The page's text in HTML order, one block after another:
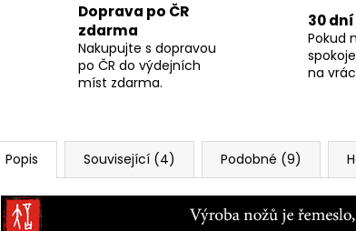
Doprava po ČR
zdarma
Nakupujte s dopravou
po ČR do výdejních
míst zdarma.
30
Pokud
na
Popis Související (4) Podobné (9)